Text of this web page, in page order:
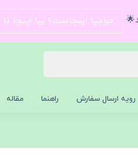
حراجیا اینجاست؟ بیا اینجا
رویه ارسال سفارش راهنما مقاله